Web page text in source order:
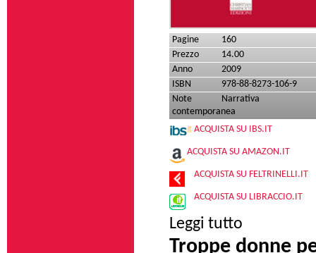
Pagine
160
Prezzo
14.00
Anno
2009
ISBN
978-88-8273-106-9
Note
Narrativa
contemporanea
ACQUISTA SU IBS.IT
ACQUISTA SU AMAZON.IT
ACQUISTA SU FELTRINELLI.IT
ACQUISTA SU LIBRACCIO.IT
Leggi tutto
Troppe donne